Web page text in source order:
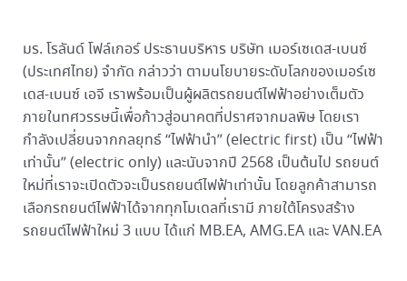
มร. โรลันด์ โฟล์เกอร์ ประธานบริหาร บริษัท เมอร์เซเดส-เบนซ์
(ประเทศไทย) จำกัด กล่าวว่า ตามนโยบายระดับโลกของเมอร์เซ
เดส-เบนซ์ เอจี เราพร้อมเป็นผู้ผลิตรถยนต์ไฟฟ้าอย่างเต็มตัว
ภายในทศวรรษนี้เพื่อก้าวสู่อนาคตที่ปราศจากมลพิษ โดยเรา
กำลังเปลี่ยนจากกลยุทธ์ “ไฟฟ้านำ” (electric first) เป็น “ไฟฟ้า
เท่านั้น” (electric only) และนับจากปี 2568 เป็นต้นไป รถยนต์
ใหม่ที่เราจะเปิดตัวจะเป็นรถยนต์ไฟฟ้าเท่านั้น โดยลูกค้าสามารถ
เลือกรถยนต์ไฟฟ้าได้จากทุกโมเดลที่เรามี ภายใต้โครงสร้าง
รถยนต์ไฟฟ้าใหม่ 3 แบบ ได้แก่ MB.EA, AMG.EA และ VAN.EA